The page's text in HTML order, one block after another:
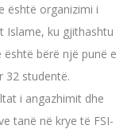
është organizimi i
Islame, ku gjithashtu
bërë një punë e
32 studentë.
i angazhimit dhe
tanë në krye të FSI-